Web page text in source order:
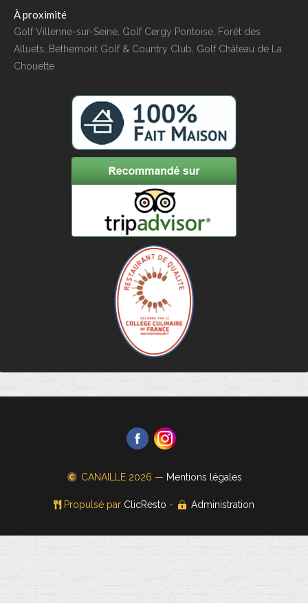
À proximité
Golf Villenne-sur-Seine, Golf Cergy Pontoise, Forêt des
Alluets, Bethemont Golf & Country Club, Golf Château de La
Chouette
CANAILLE2026 — Mentions légales
Propulsé par ClicResto - Administration